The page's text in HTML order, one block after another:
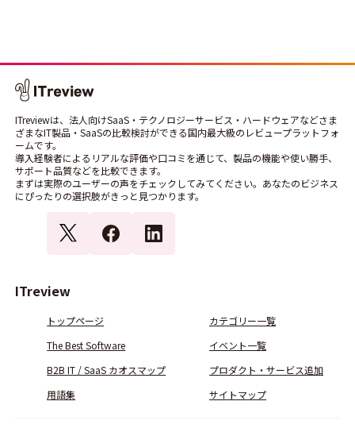
ITreviewは、法人向けSaaS・テクノロジーサービス・ハードウェアなどさま
ざまなIT製品・SaaSの比較検討ができる国内最大級のレビュープラットフォ
ームです。
導入経験者によるリアルな評価や口コミを通じて、製品の機能や使い勝手、
サポート品質などを比較できます。
まずは実際のユーザーの声をチェックしてみてください。あなたのビジネス
にぴったりの選択肢がきっと見つかります。
ITreview
トップページ
カテゴリー一覧
The Best Software
イベント一覧
B2B IT / SaaS カオスマップ
プロダクト・サービス追加
用語集
サイトマップ